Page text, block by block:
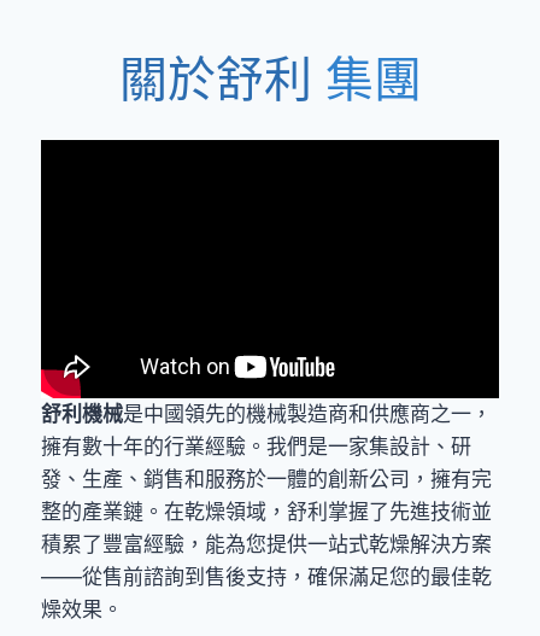
關於舒利 集團
舒利機械是中國領先的機械製造商和供應商之一，
擁有數十年的行業經驗。我們是一家集設計、研
發、生產、銷售和服務於一體的創新公司，擁有完
整的產業鏈。在乾燥領域，舒利掌握了先進技術並
積累了豐富經驗，能為您提供一站式乾燥解決方案
——從售前諮詢到售後支持，確保滿足您的最佳乾
燥效果。